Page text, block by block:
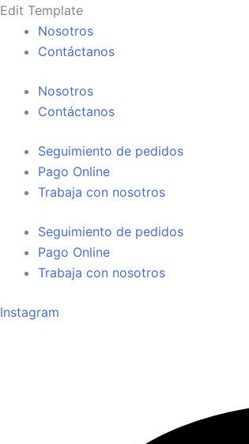
Ir
contenido
Edit Template
Nosotros
Contáctanos
Nosotros
Contáctanos
Seguimiento de pedidos
Pago Online
Trabaja con nosotros
Seguimiento de pedidos
Pago Online
Trabaja con nosotros
Instagram